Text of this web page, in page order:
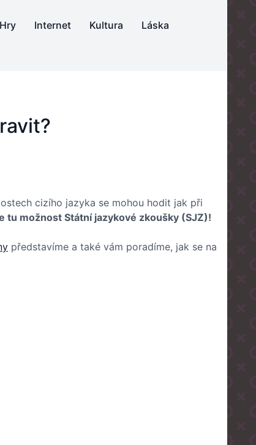
Hry Internet Kultura
Láska
cizího jazyka se mohou hodit jak při
tu možnost Státní jazykové zkoušky (SJZ)!
představíme a také vám poradíme, jak se na